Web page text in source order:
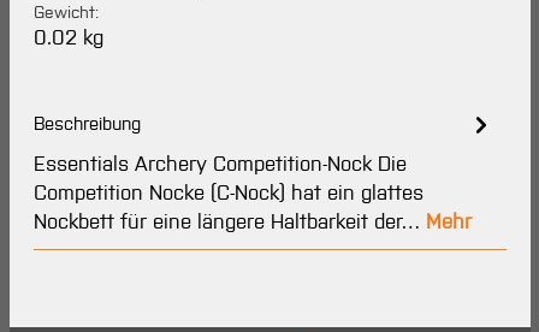
Gewicht:
0.02 kg
Beschreibung
Essentials Archery Competition-Nock Die
Competition Nocke (C-Nock) hat ein glattes
Nockbett für eine längere Haltbarkeit der… Mehr